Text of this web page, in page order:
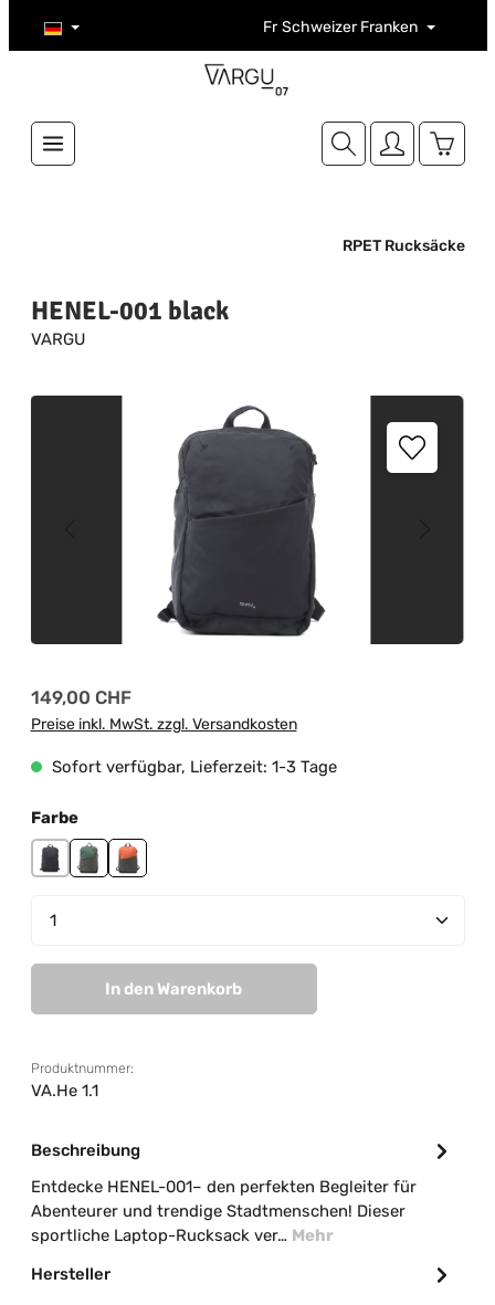
Zum Hauptinhalt springen Fr Schweizer Franken
RPET Rucksäcke
HENEL-001 black
VARGU
Bildergalerie überspringen
Regulärer Preis:
149,00 CHF
Preise inkl. MwSt. zzgl. Versandkosten
Sofort verfügbar, Lieferzeit: 1-3 Tage
Farbeauswählen
blackolive-dark green
olive-orange
Produkt Anzahl: Gib den gewünschten Wert ein
In den Warenkorb
Produktnummer:
VA.He 1.1
Beschreibung
Entdecke HENEL-001– den perfekten Begleiter für
Abenteurer und trendige Stadtmenschen! Dieser
sportliche Laptop-Rucksack ver… Mehr
Hersteller